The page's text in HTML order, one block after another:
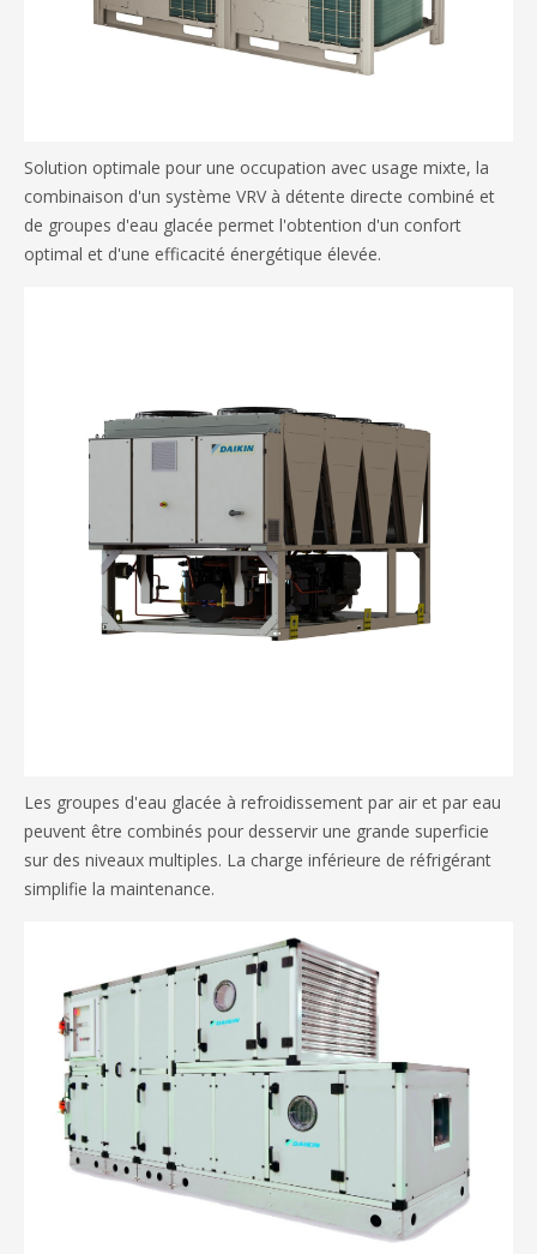
Solution optimale pour une occupation avec usage mixte, la
combinaison d'un système VRV à détente directe combiné et
de groupes d'eau glacée permet l'obtention d'un confort
optimal et d'une efficacité énergétique élevée.
Les groupes d'eau glacée à refroidissement par air et par eau
peuvent être combinés pour desservir une grande superficie
sur des niveaux multiples. La charge inférieure de réfrigérant
simplifie la maintenance.